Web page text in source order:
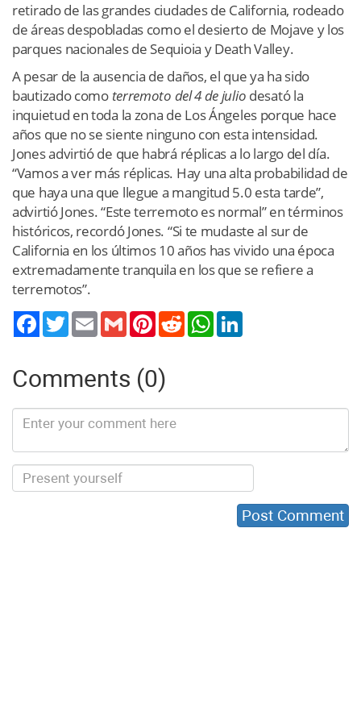
retirado de las grandes ciudades de California, rodeado
de áreas despobladas como el desierto de Mojave y los
parques nacionales de Sequioia y Death Valley.
A pesar de la ausencia de daños, el que ya ha sido
bautizado como terremoto del 4 de julio desató la
inquietud en toda la zona de Los Ángeles porque hace
años que no se siente ninguno con esta intensidad.
Jones advirtió de que habrá réplicas a lo largo del día.
“Vamos a ver más réplicas. Hay una alta probabilidad de
que haya una que llegue a mangitud 5.0 esta tarde”,
advirtió Jones. “Este terremoto es normal” en términos
históricos, recordó Jones. “Si te mudaste al sur de
California en los últimos 10 años has vivido una época
extremadamente tranquila en los que se refiere a
terremotos”.
TwitterEmail Gmail PinterestReddit WhatsApp
Comments (0)